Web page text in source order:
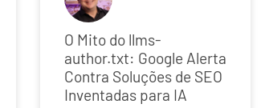
O Mito do llms-
author.txt: Google Alerta
Contra Soluções de SEO
Inventadas para IA